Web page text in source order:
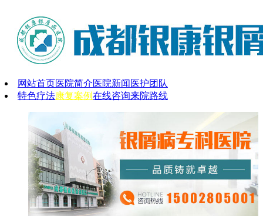
网站首页医院简介医院新闻 医护团队
特色疗法康复案例在线咨询来院路线